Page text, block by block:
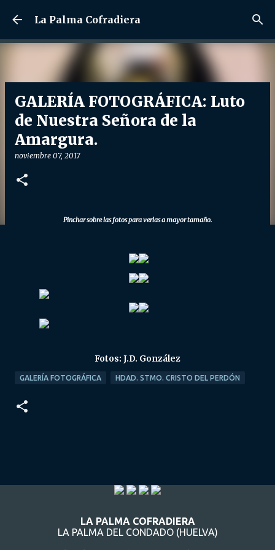
Ir al contenido principal
La Palma Cofradiera
GALERÍA FOTOGRÁFICA: Luto
de Nuestra Señora de la
Amargura.
noviembre 07, 2017
Pinchar sobre las fotos para verlas a mayor tamaño.
Fotos: J.D. González
GALERÍA FOTOGRÁFICA HDAD. STMO. CRISTO DEL PERDÓN
LA PALMA COFRADIERA
LA PALMA DEL CONDADO (HUELVA)